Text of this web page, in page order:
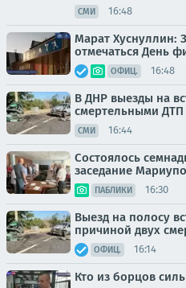
СМИ 16:48
Марат Хуснуллин:
отмечаться День
ОФИЦ. 16:48
В ДНР выезды на
смертельными ДТП
СМИ 16:44
Состоялось
заседание
ПАБЛИКИ 16:30
Выезд на полосу
причиной двух
ОФИЦ. 16:14
Кто из борцов